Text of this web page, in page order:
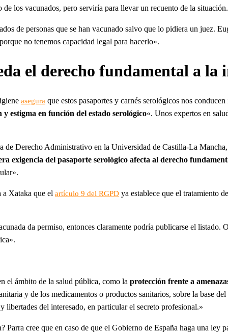
los vacunados, pero serviría para llevar un recuento de la situación.
de personas que se han vacunado salvo que lo pidiera un juez.
no tenemos capacidad legal para hacerlo».
el derecho fundamental a
asegura que estos pasaportes y carnés serológicos nos
estigma en función del estado serológico«. Unos expertos en
de Derecho Administrativo en la Universidad de Castilla-La
exigencia del pasaporte serológico afecta al derecho
a Xataka que el artículo 9 del RGPD ya establece que el tratamiento
da permiso, entonces claramente podría publicarse el
el ámbito de la salud pública, como la protección frente a
y de los medicamentos o productos sanitarios, sobre la base
libertades del interesado, en particular el secreto profesional.»
Parra cree que en caso de que el Gobierno de España haga una